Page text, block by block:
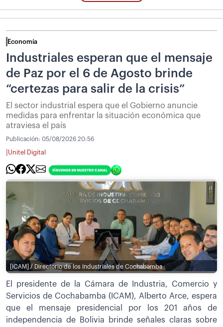
Economía
Industriales esperan que el mensaje
de Paz por el 6 de Agosto brinde
“certezas para salir de la crisis”
El sector industrial espera que el Gobierno anuncie
medidas para enfrentar la situación económica que
atraviesa el país
Publicación: 05/08/2026 20:56
Unitel Digital
[ICAM] / Directorio de los Industriales de Cochabamba
El presidente de la Cámara de Industria, Comercio y
Servicios de Cochabamba (ICAM), Alberto Arce, espera
que el mensaje presidencial por los 201 años de
independencia de Bolivia brinde señales claras sobre